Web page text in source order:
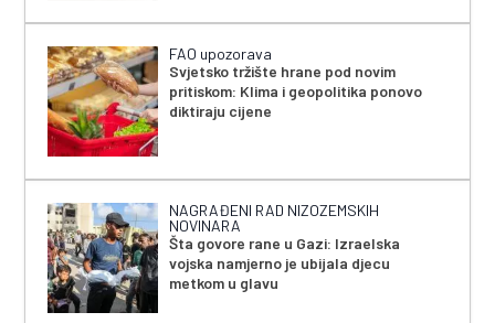
FAO upozorava
Svjetsko tržište hrane pod novim
pritiskom: Klima i geopolitika ponovo
diktiraju cijene
NAGRAĐENI RAD NIZOZEMSKIH
NOVINARA
Šta govore rane u Gazi: Izraelska
vojska namjerno je ubijala djecu
metkom u glavu